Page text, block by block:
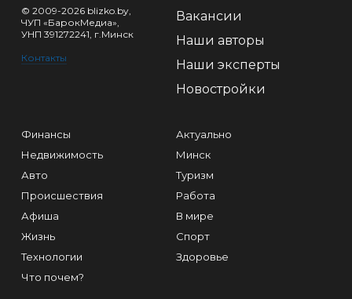
© 2009-2026 blizko.by,
ЧУП «БарокМедиа»,
УНП 391272241, г.Минск
Контакты
Вакансии
Наши авторы
Наши эксперты
Новостройки
Финансы
Недвижимость
Авто
Происшествия
Афиша
Жизнь
Технологии
Что почем?
Актуально
Минск
Туризм
Работа
В мире
Спорт
Здоровье